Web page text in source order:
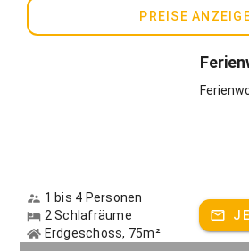
PREISE
1 bis 4 Personen
2 Schlafräume
Erdgeschoss, 75m²